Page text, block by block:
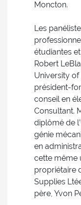
Moncton.
Les
étudiantes
Robert
University of
président-
conseil en
Consultant.
diplômé de
génie
en
cette même
propriétaire
Supplies
père, Yvon